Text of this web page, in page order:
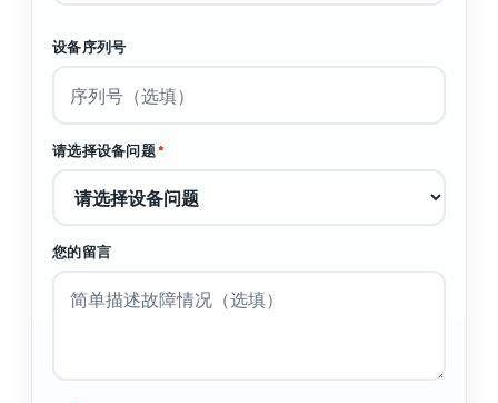
设备序列号
请选择设备问题*
您的留言